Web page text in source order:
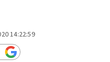
14:22:59